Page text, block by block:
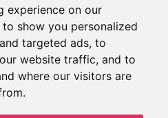
experience on our
show you personalized
targeted ads, to
website traffic, and to
where our visitors are
LEGAL s.r.o. — všechna práva